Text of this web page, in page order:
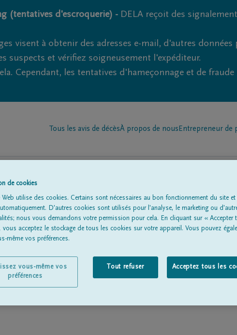
(tentatives d'escroquerie) - DELA reçoit des
visent à obtenir des adresses e-mail, d'autres
suspects et vérifiez soigneusement l'expéditeur.
Cependant, les tentatives d'hameçonnage et de
Tous les avis de décèsÀ propos de nous Entrepreneur de
Une
en deuil
de cookies
utilise des cookies. Certains sont nécessaires au bon fonctionnement du site
D'autres cookies sont utilisés pour l'analyse, le marketing ou
nous vous demandons votre permission pour cela. En cliquant sur « Accepter
vous acceptez le stockage de tous les cookies sur votre appareil. Vous pouvez
même vos préférences.
Tout refuser Acceptez tous les
vous-même vos
préférences